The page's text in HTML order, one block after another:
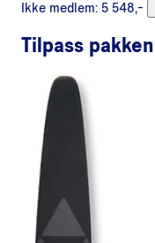
Ikke medlem: 5 548,-
Tilpass pakken